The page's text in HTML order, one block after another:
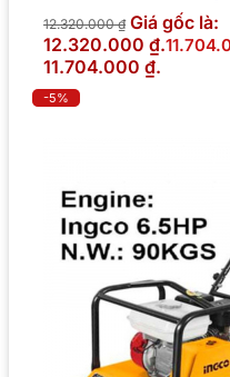
12.320.000₫ Giá gốc là:
12.320.000 ₫.
11.704.000 ₫.
-5%